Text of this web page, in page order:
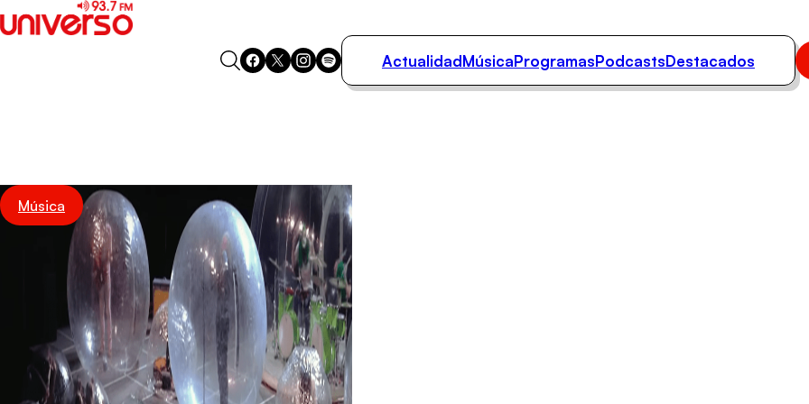
Podcasts
Destacados
ActualidadMúsicaProgramasPodcastsDestacados
Música